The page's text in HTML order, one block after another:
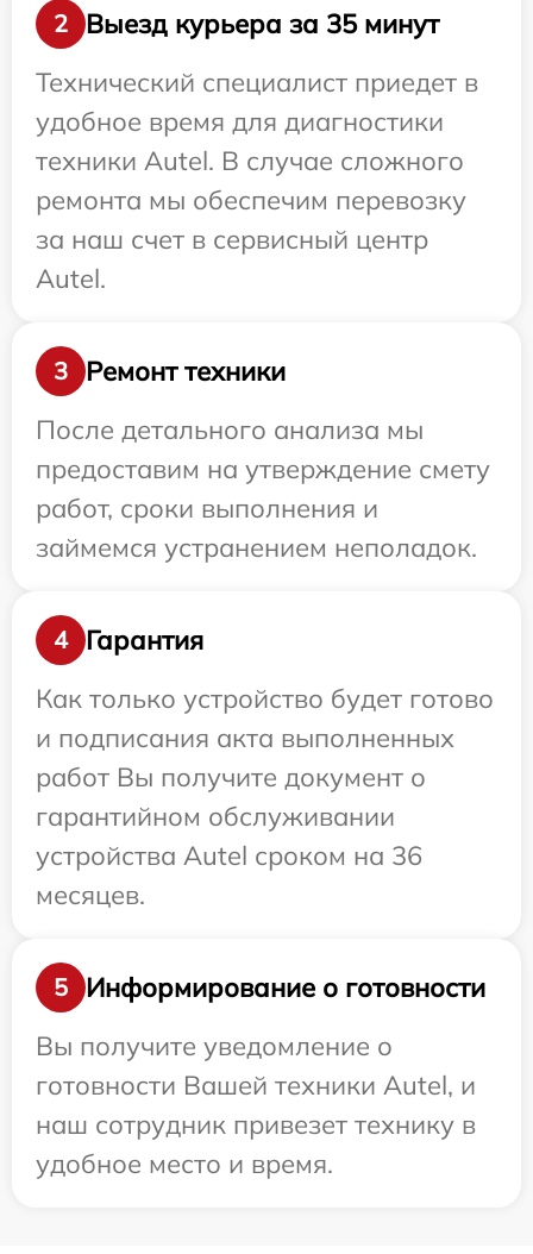
2
Выезд курьера за 35 минут
Технический специалист приедет в
удобное время для диагностики
техники Autel. В случае сложного
ремонта мы обеспечим перевозку
за наш счет в сервисный центр
Autel.
3
Ремонт техники
После детального анализа мы
предоставим на утверждение смету
работ, сроки выполнения и
займемся устранением неполадок.
4
Гарантия
Как только устройство будет готово
и подписания акта выполненных
работ Вы получите документ о
гарантийном обслуживании
устройства Autel сроком на 36
месяцев.
5
Информирование о готовности
Вы получите уведомление о
готовности Вашей техники Autel, и
наш сотрудник привезет технику в
удобное место и время.